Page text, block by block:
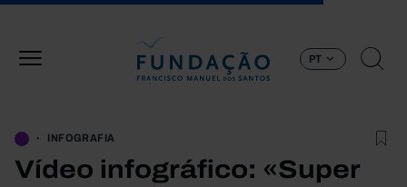
PT
INFOGRAFIA
Vídeo infográfico: «Super